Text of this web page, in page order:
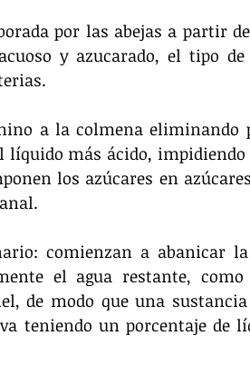
por las abejas a partir
y azucarado, el tipo de
a la colmena eliminando
más ácido,
los azúcares en
comienzan a abanicar
el agua restante,
de modo que una
teniendo un porcentaje de